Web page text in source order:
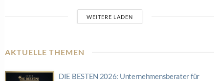
WEITERE LADEN
AKTUELLE THEMEN
DIE BESTEN 2026: Unternehmensberater für